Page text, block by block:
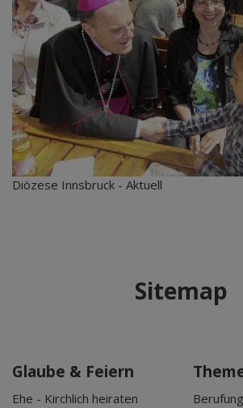
Diözese Innsbruck - Aktuell
Sitemap
Glaube & Feiern
Ehe - Kirchlich heiraten